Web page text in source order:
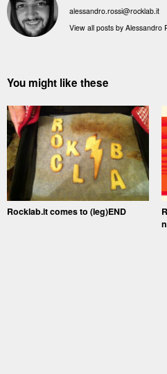
alessandro.rossi@rocklab.it
View all posts by Alessandro
You might like these
Rocklab.it comes to (leg)END